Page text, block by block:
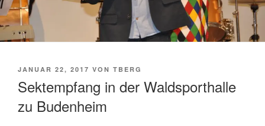
VERÖFFENTLICHT
JANUAR 22, 2017 VON TBERG
Sektempfang in der Waldsporthalle
zu Budenheim